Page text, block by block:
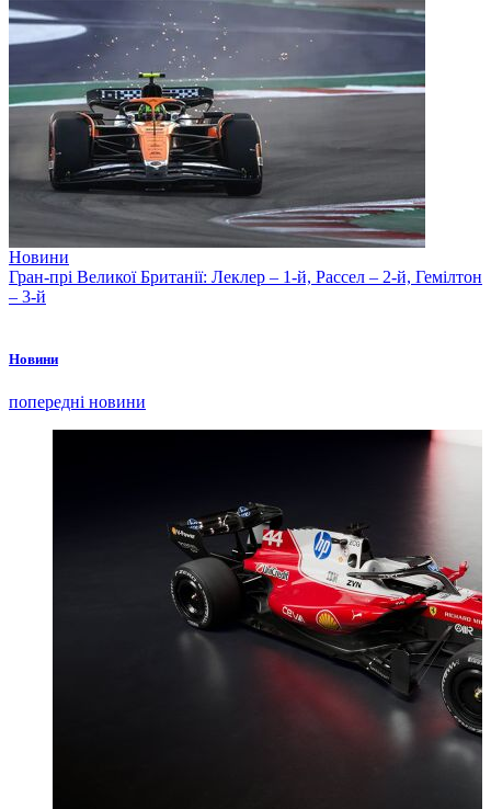
Новини
Гран-прі Великої Британії: Леклер – 1-й, Рассел – 2-й, Гемілтон
– 3-й
Новини
попередні новини